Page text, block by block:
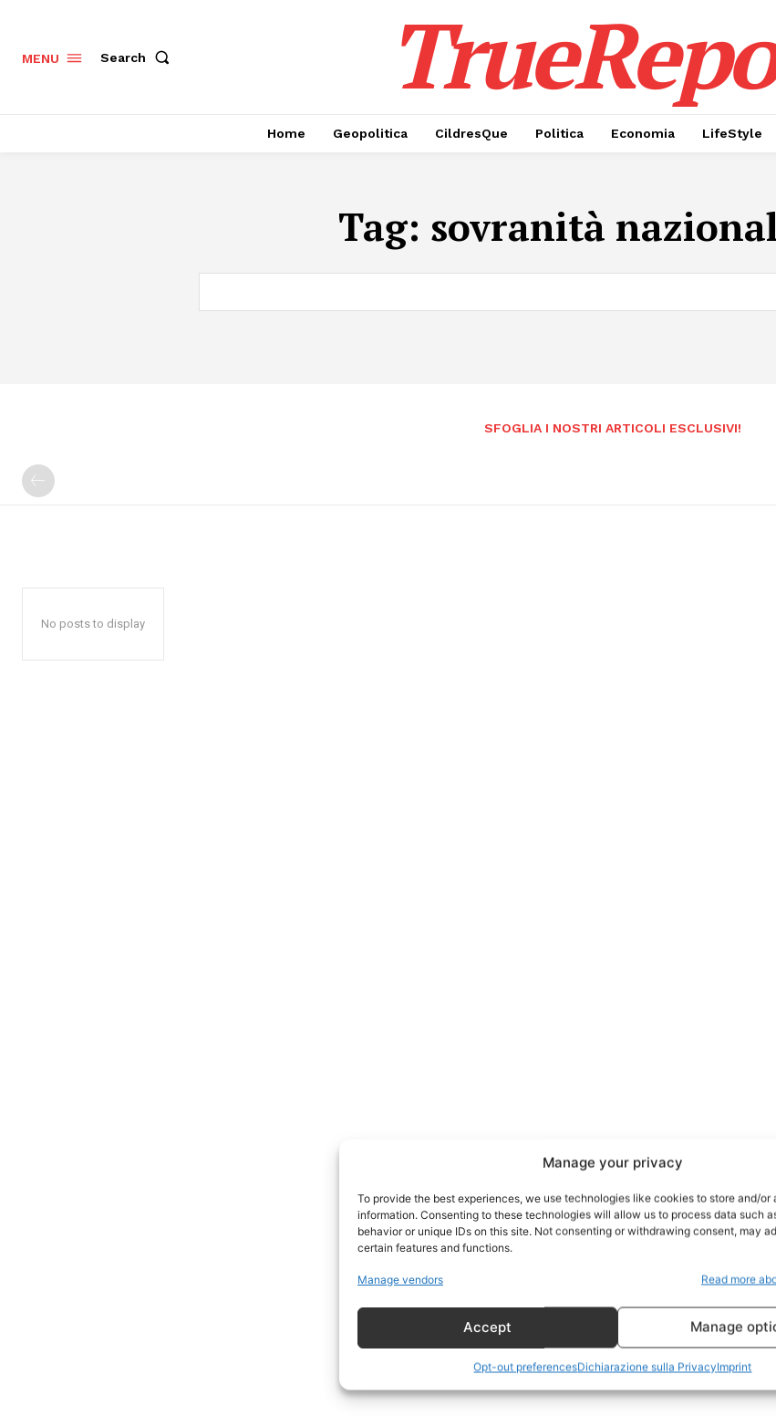
Geopolitica
Manage your privacy
To provide the best experiences, we use technologies like cookies to store and/or
information. Consenting to these technologies will allow us to process data such
behavior or unique IDs on this site. Not consenting or withdrawing consent, may
certain features and functions.
Manage vendors Read more
Accept Manage
Opt-out preferencesDichiarazione sulla PrivacyImprint
MENU Search
Home Geopolitica CildresQue Politica Economia LifeStyle
Tag: sovranità
SFOGLIA I NOSTRI ARTICOLI ESCLUSIVI!
No posts to display